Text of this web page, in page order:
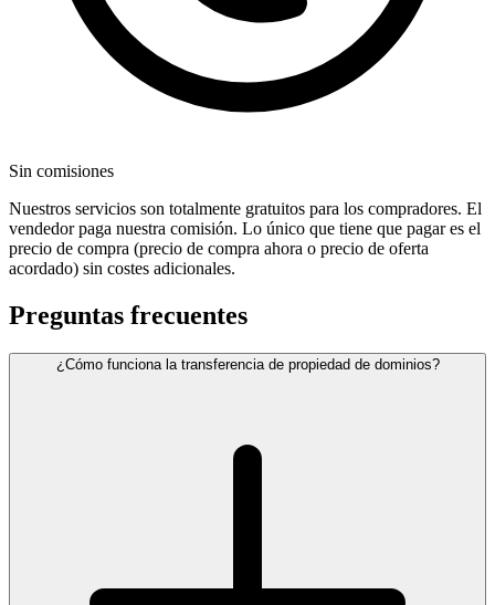
Sin comisiones
Nuestros servicios son totalmente gratuitos para los compradores. El
vendedor paga nuestra comisión. Lo único que tiene que pagar es el
precio de compra (precio de compra ahora o precio de oferta
acordado) sin costes adicionales.
Preguntas frecuentes
¿Cómo funciona la transferencia de propiedad de dominios?